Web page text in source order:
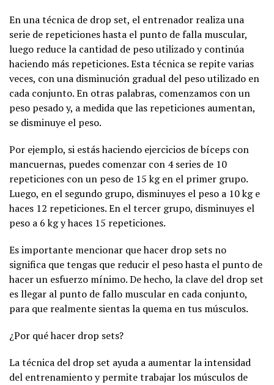
En una técnica de drop set, el entrenador realiza una
serie de repeticiones hasta el punto de falla muscular,
luego reduce la cantidad de peso utilizado y continúa
haciendo más repeticiones. Esta técnica se repite varias
veces, con una disminución gradual del peso utilizado en
cada conjunto. En otras palabras, comenzamos con un
peso pesado y, a medida que las repeticiones aumentan,
se disminuye el peso.
Por ejemplo, si estás haciendo ejercicios de bíceps con
mancuernas, puedes comenzar con 4 series de 10
repeticiones con un peso de 15 kg en el primer grupo.
Luego, en el segundo grupo, disminuyes el peso a 10 kg e
haces 12 repeticiones. En el tercer grupo, disminuyes el
peso a 6 kg y haces 15 repeticiones.
Es importante mencionar que hacer drop sets no
significa que tengas que reducir el peso hasta el punto de
hacer un esfuerzo mínimo. De hecho, la clave del drop set
es llegar al punto de fallo muscular en cada conjunto,
para que realmente sientas la quema en tus músculos.
¿Por qué hacer drop sets?
La técnica del drop set ayuda a aumentar la intensidad
del entrenamiento y permite trabajar los músculos de